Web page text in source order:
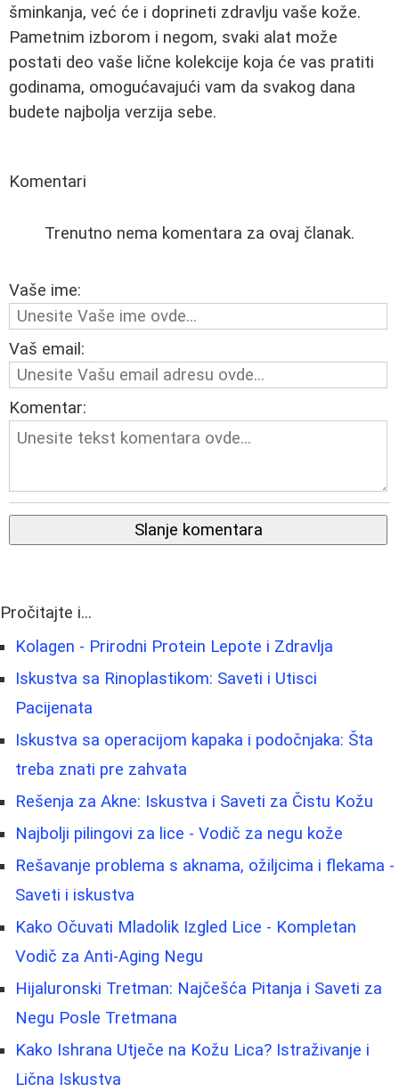
šminkanja, već će i doprineti zdravlju vaše kože.
Pametnim izborom i negom, svaki alat može
postati deo vaše lične kolekcije koja će vas pratiti
godinama, omogućavajući vam da svakog dana
budete najbolja verzija sebe.
Komentari
Trenutno nema komentara za ovaj članak.
Vaše ime:
Vaš email:
Komentar:
Slanje komentara
Pročitajte i...
Kolagen - Prirodni Protein Lepote i Zdravlja
Iskustva sa Rinoplastikom: Saveti i Utisci
Pacijenata
Iskustva sa operacijom kapaka i podočnjaka: Šta
treba znati pre zahvata
Rešenja za Akne: Iskustva i Saveti za Čistu Kožu
Najbolji pilingovi za lice - Vodič za negu kože
Rešavanje problema s aknama, ožiljcima i flekama -
Saveti i iskustva
Kako Očuvati Mladolik Izgled Lice - Kompletan
Vodič za Anti-Aging Negu
Hijaluronski Tretman: Najčešća Pitanja i Saveti za
Negu Posle Tretmana
Kako Ishrana Utječe na Kožu Lica? Istraživanje i
Lična Iskustva